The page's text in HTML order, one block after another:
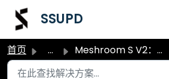
跳过至主要内容
SSUPD
首页 ... Meshroom S V2：ATX 主板 + 4 槽显卡配置兼容说明